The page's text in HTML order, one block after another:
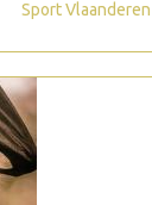
Sport Vlaanderen